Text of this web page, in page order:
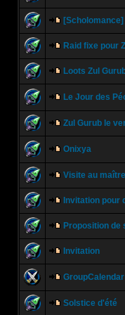
Raid fixe pour
Loots Zul
Le Jour des
Zul Gurub le
Onixya
Visite au
Invitation pour
Proposition de
Invitation
Solstice d'été